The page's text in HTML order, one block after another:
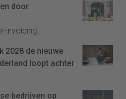
door
invoicing...
2028 de nieuwe
loopt achter
bedrijven op